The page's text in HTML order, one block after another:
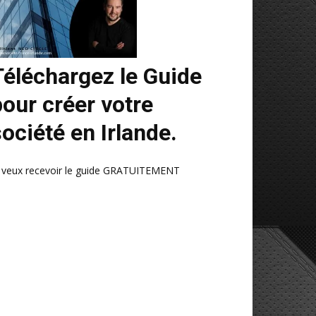
le Guide
créer votre
en Irlande.
veux recevoir le guide GRATUITEMENT